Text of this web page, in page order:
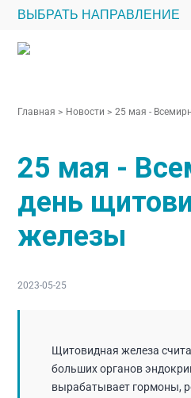
ВЫБРАТЬ НАПРАВЛЕНИЕ
Главная > Новости > 25 мая -
25 мая -
день
железы
2023-05-25
Щитовидная железа
больших органов
вырабатывает гормоны,